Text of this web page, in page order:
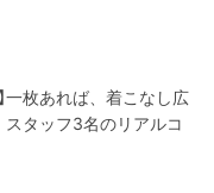
一枚あれば、着こなし広
タッフ3名のリアルコ